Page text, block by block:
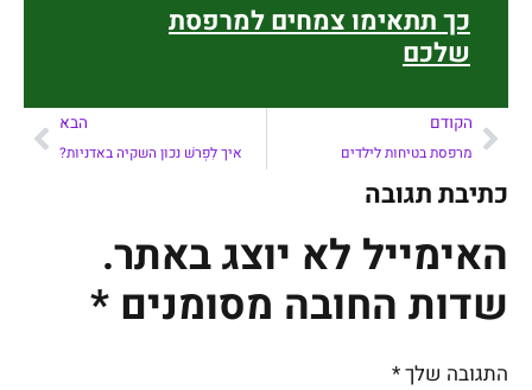
כך תתאימו צמחים למרפסת
שלכם
הקודם
מרפסת בטיחות לילדים
הבא
איך לִפְרֹשׁ נכון השקיה באדניות?
כתיבת תגובה
האימייל לא יוצג באתר.
שדות החובה מסומנים*
התגובה שלך*